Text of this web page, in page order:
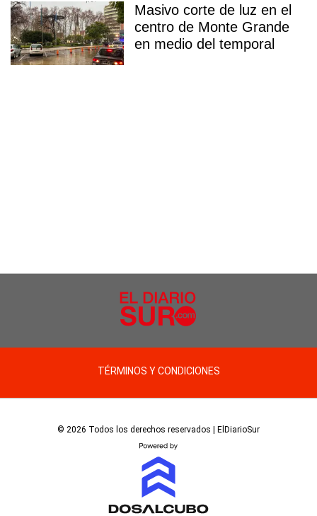
Masivo corte de luz en el
centro de Monte Grande
en medio del temporal
TÉRMINOS Y CONDICIONES
© 2026 Todos los derechos reservados | ElDiarioSur